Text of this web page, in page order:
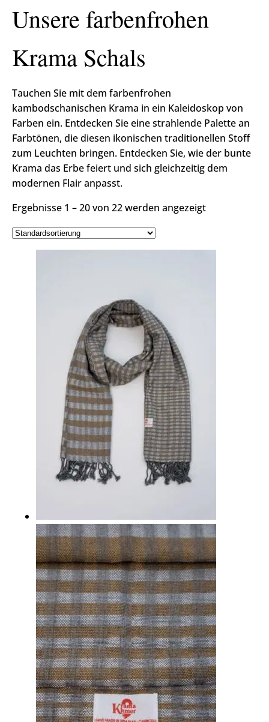
Unsere farbenfrohen
Krama Schals
Tauchen Sie mit dem farbenfrohen
kambodschanischen Krama in ein Kaleidoskop von
Farben ein. Entdecken Sie eine strahlende Palette an
Farbtönen, die diesen ikonischen traditionellen Stoff
zum Leuchten bringen. Entdecken Sie, wie der bunte
Krama das Erbe feiert und sich gleichzeitig dem
modernen Flair anpasst.
Ergebnisse 1 – 20 von 22 werden angezeigt